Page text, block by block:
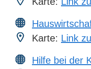
Karte: Link
Hilfe bei der